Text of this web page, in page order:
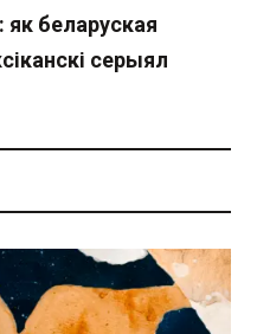
як беларуская
серыял